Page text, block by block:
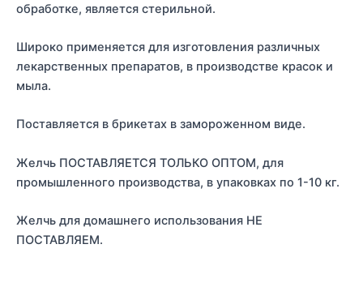
обработке, является стерильной.
Широко применяется для изготовления различных
лекарственных препаратов, в производстве красок и
мыла.
Поставляется в брикетах в замороженном виде.
Желчь ПОСТАВЛЯЕТСЯ ТОЛЬКО ОПТОМ, для
промышленного производства, в упаковках по 1-10 кг.
Желчь для домашнего использования НЕ
ПОСТАВЛЯЕМ.